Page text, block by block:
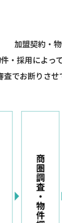
加盟契約・物
・採用によっ
査でお断りさせ